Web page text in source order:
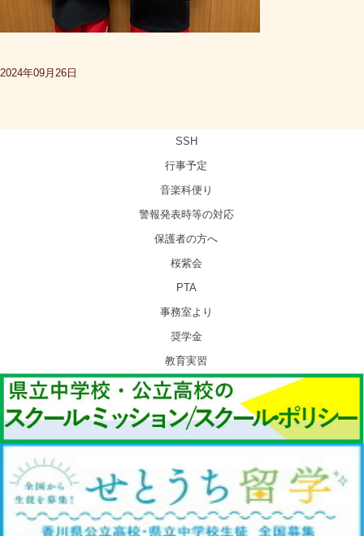
2024年09月26日
SSH
行事予定
音楽科便り
警報発表時等の対応
保護者の方へ
桜紫会
PTA
事務室より
奨学金
教育実習